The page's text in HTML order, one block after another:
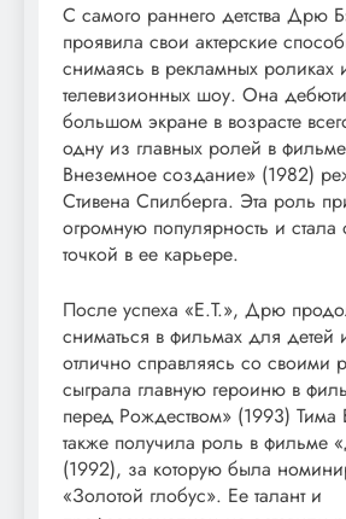
С самого раннего детства Дрю
проявила свои актерские
снимаясь в рекламных роликах
телевизионных шоу. Она
большом экране в возрасте
одну из главных ролей в
Внеземное создание» (1982)
Стивена Спилберга. Эта роль
огромную популярность и стала
точкой в ее карьере.
После успеха «E.T.», Дрю
сниматься в фильмах для детей
отлично справляясь со
сыграла главную героиню в
перед Рождеством» (1993) Тима
также получила роль в фильме
(1992), за которую была
«Золотой глобус». Ее талант и